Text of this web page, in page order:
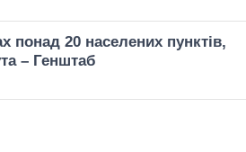
понад 20 населених пунктів,
– Генштаб